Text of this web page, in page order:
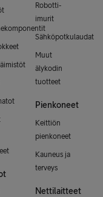
Robotti-
imurit
Sähköpotkulaudat
Muut
älykodin
tuotteet
Pienkoneet
Keittiön
pienkoneet
Kauneus ja
terveys
Nettilaitteet